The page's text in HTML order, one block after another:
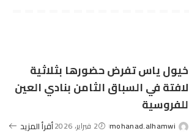
خيول ياس تفرض حضورها بثلاثية
لافتة في السباق الثامن بنادي العين
للفروسية
Posted
mohanad.alhamwi 2 فبراير، 2026 أقرأ المزيد